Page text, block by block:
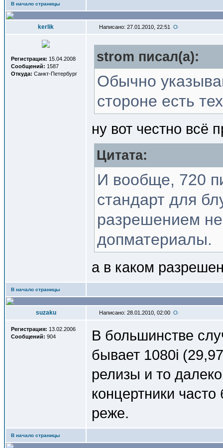
В начало страницы
kerlik Написано: 27.01.2010, 22:51
Регистрация: 15.04.2008
Сообщений: 1587
Откуда: Санкт-Петербург
strom писал(a):
Обычно
стороне есть
ну вот честно всё
Цитата:
И вообще, 720
стандарт для
разрешением
допматериалы.
а в каком
В начало страницы
suzaku Написано: 28.01.2010, 02:00
Регистрация: 13.02.2006
Сообщений: 904
В большинстве
бывает 1080i
релизы и то
концертники
реже.
В начало страницы